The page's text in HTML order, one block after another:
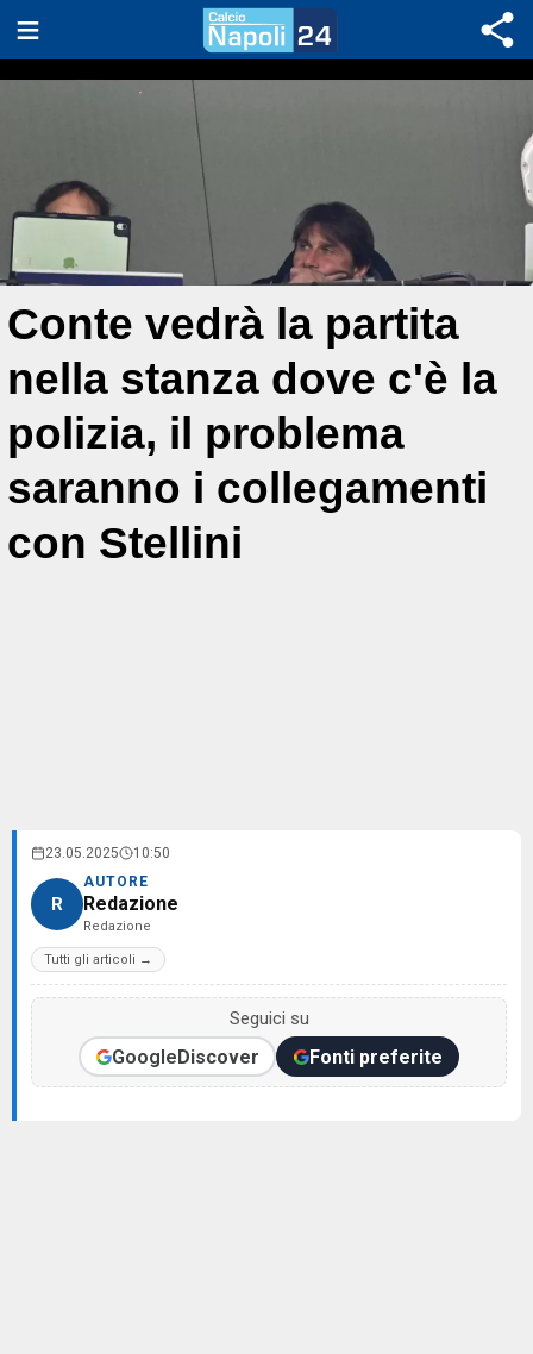
Conte vedrà la partita
nella stanza dove c'è la
polizia, il problema
saranno i collegamenti
con Stellini
23.05.2025 10:50
R
AUTORE
Redazione
Redazione
Tutti gli articoli →
Seguici su
GoogleDiscover Fonti preferite